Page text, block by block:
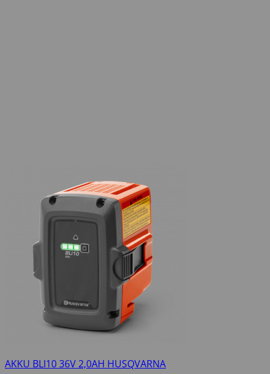
AKKU BLI10 36V 2,0AH HUSQVARNA